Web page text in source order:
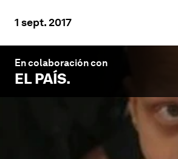
1 sept. 2017
En colaboración con
EL PAÍS.